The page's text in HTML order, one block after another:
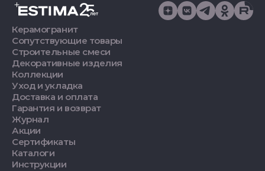
Керамогранит
Сопутствующие товары
Строительные смеси
Декоративные изделия
Коллекции
Уход и укладка
Доставка и оплата
Гарантия и возврат
Журнал
Акции
Сертификаты
Каталоги
Инструкции